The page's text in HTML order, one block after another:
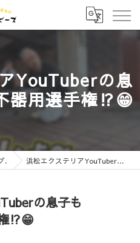
YouTuberの息
器用選手権⁉️😁
グ 浜松エクステリアYouTuberの息子もYouTuber不器用選手権⁉️😁
の息子も
⁉️😁